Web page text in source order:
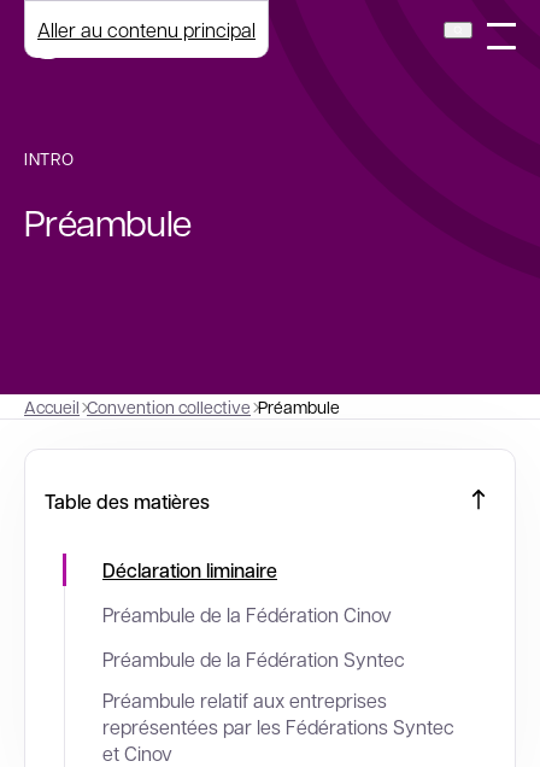
Aller au contenu principal
INTRO
Préambule
Accueil Convention collective Préambule
Table des matières
Déclaration liminaire
Préambule de la Fédération Cinov
Préambule de la Fédération Syntec
Préambule relatif aux entreprises
représentées par les Fédérations Syntec
et Cinov